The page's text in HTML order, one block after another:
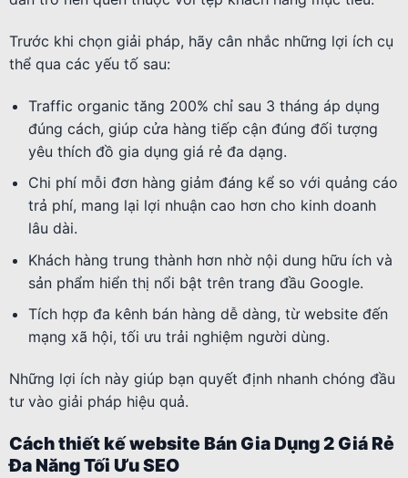
Trước khi chọn giải pháp, hãy cân nhắc những lợi ích cụ
thể qua các yếu tố sau:
Traffic organic tăng 200% chỉ sau 3 tháng áp dụng
đúng cách, giúp cửa hàng tiếp cận đúng đối tượng
yêu thích đồ gia dụng giá rẻ đa dạng.
Chi phí mỗi đơn hàng giảm đáng kể so với quảng cáo
trả phí, mang lại lợi nhuận cao hơn cho kinh doanh
lâu dài.
Khách hàng trung thành hơn nhờ nội dung hữu ích và
sản phẩm hiển thị nổi bật trên trang đầu Google.
Tích hợp đa kênh bán hàng dễ dàng, từ website đến
mạng xã hội, tối ưu trải nghiệm người dùng.
Những lợi ích này giúp bạn quyết định nhanh chóng đầu
tư vào giải pháp hiệu quả.
Cách thiết kế website Bán Gia Dụng 2 Giá Rẻ
Đa Năng Tối Ưu SEO